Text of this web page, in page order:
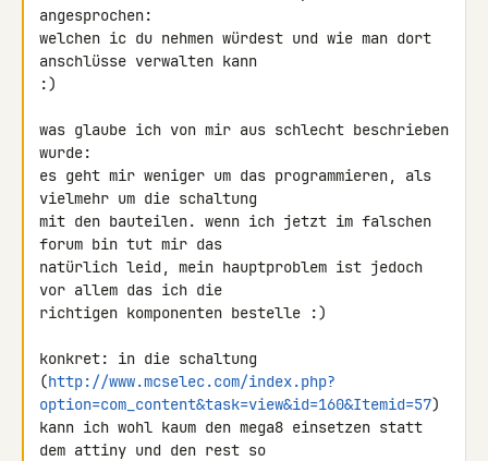
angesprochen:
welchen ic du nehmen würdest und wie man dort
anschlüsse verwalten kann
:)
was glaube ich von mir aus schlecht beschrieben
wurde:
es geht mir weniger um das programmieren, als
vielmehr um die schaltung
mit den bauteilen. wenn ich jetzt im falschen
forum bin tut mir das
natürlich leid, mein hauptproblem ist jedoch
vor allem das ich die
richtigen komponenten bestelle :)
konkret: in die schaltung
(http://www.mcselec.com/index.php?
option=com_content&task=view&id=160&Itemid=57)
kann ich wohl kaum den mega8 einsetzen statt
dem attiny und den rest so